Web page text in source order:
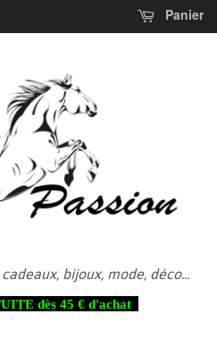
Panier
bijoux, mode, déco...
dès 45 € d'achat